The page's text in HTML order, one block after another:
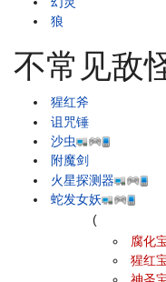
狼
不常见敌
猩红斧
诅咒锤
沙虫
附魔剑
火星探测器
蛇发女妖
(
腐化
猩红